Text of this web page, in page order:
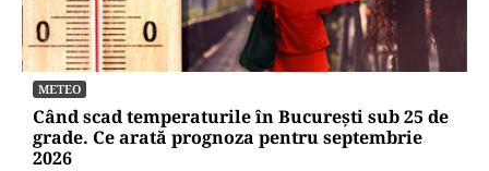
METEO
Când scad temperaturile în București sub 25 de
grade. Ce arată prognoza pentru septembrie
2026